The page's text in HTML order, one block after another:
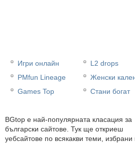
Игри онлайн
PMfun Lineage
Games Top
L2 drops
Женски
Стани богат
BGtop e най-популярната класация за
български сайтове. Тук ще откриеш
уебсайтове по всякакви теми, избрани